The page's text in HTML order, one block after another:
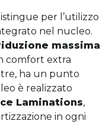
per l’utilizzo
nel nucleo.
massima
comfort extra
ha un punto
è realizzato
Laminations,
in ogni